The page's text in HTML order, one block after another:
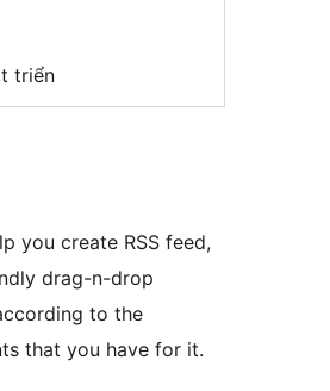
triển
you create RSS feed,
drag-n-drop
to the
that you have for it.